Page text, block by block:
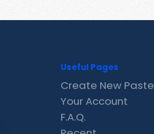
Useful Pages
Create New Paste
Your Account
F.A.Q.